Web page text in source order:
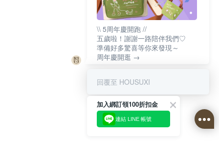
\\ 5周年慶開跑 //
五歲啦！謝謝一路陪伴我們♡
準備好多驚喜等你來發現～
周年慶開逛 →
回覆至 HOUSUXI
加入綁訂領100折扣金
連結 LINE 帳號